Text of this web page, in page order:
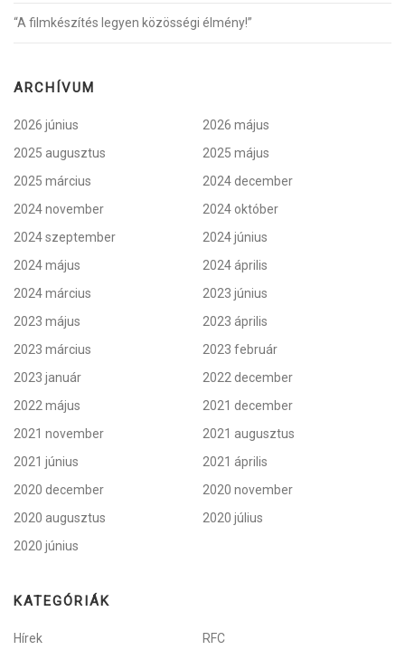
“A filmkészítés legyen közösségi élmény!”
ARCHÍVUM
2026 június
2026 május
2025 augusztus
2025 május
2025 március
2024 december
2024 november
2024 október
2024 szeptember
2024 június
2024 május
2024 április
2024 március
2023 június
2023 május
2023 április
2023 március
2023 február
2023 január
2022 december
2022 május
2021 december
2021 november
2021 augusztus
2021 június
2021 április
2020 december
2020 november
2020 augusztus
2020 július
2020 június
KATEGÓRIÁK
Hírek
RFC